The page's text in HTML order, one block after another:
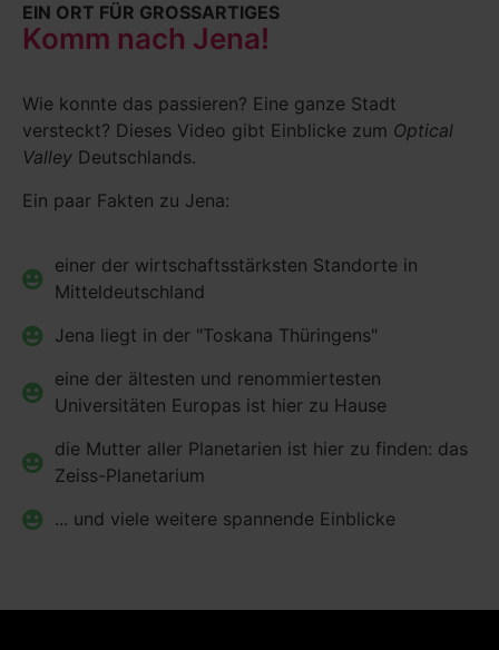
EIN ORT FÜR GROSSARTIGES
Komm nach Jena!
Wie konnte das passieren? Eine ganze Stadt
versteckt? Dieses Video gibt Einblicke zum Optical
Valley Deutschlands.
Ein paar Fakten zu Jena:
einer der wirtschaftsstärksten Standorte in
Mitteldeutschland
Jena liegt in der "Toskana Thüringens"
eine der ältesten und renommiertesten
Universitäten Europas ist hier zu Hause
die Mutter aller Planetarien ist hier zu finden: das
Zeiss-Planetarium
... und viele weitere spannende Einblicke